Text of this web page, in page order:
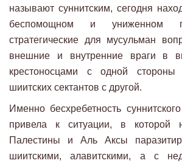
называют суннитским, сегодня
беспомощном и униженном
стратегические для мусульман
внешние и внутренние враги в
крестоносцами с одной стороны
шиитских сектантов с другой.
Именно бесхребетность
привела к ситуации, в которой
Палестины и Аль Аксы
шиитскими, алавитскими, а с